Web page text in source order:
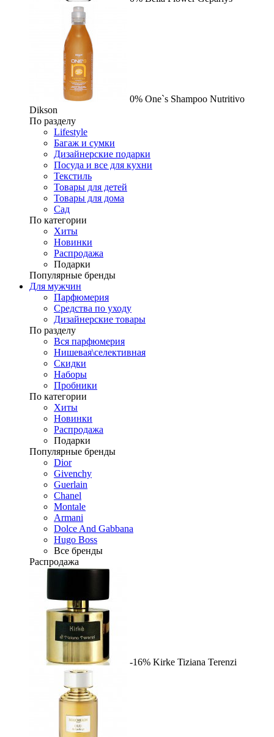
0% One`s Shampoo Nutritivo
Dikson
По разделу
Lifestyle
Багаж и сумки
Дизайнерские подарки
Посуда и все для кухни
Текстиль
Товары для детей
Товары для дома
Сад
По категории
Хиты
Новинки
Распродажа
Подарки
Популярные бренды
Для мужчин
Парфюмерия
Средства по уходу
Дизайнерские товары
По разделу
Вся парфюмерия
Нишевая\селективная
Скидки
Наборы
Пробники
По категории
Хиты
Новинки
Распродажа
Подарки
Популярные бренды
Dior
Givenchy
Guerlain
Chanel
Montale
Armani
Dolce And Gabbana
Hugo Boss
Все бренды
Распродажа
-16% Kirke Tiziana Terenzi